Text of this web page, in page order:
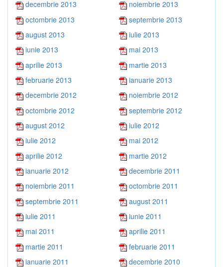
decembrie 2013
noiembrie 2013
octombrie 2013
septembrie 2013
august 2013
iulie 2013
iunie 2013
mai 2013
aprilie 2013
martie 2013
februarie 2013
ianuarie 2013
decembrie 2012
noiembrie 2012
octombrie 2012
septembrie 2012
august 2012
iulie 2012
iulie 2012
mai 2012
aprilie 2012
martie 2012
ianuarie 2012
decembrie 2011
noiembrie 2011
octombrie 2011
septembrie 2011
august 2011
iulie 2011
iunie 2011
mai 2011
aprilie 2011
martie 2011
februarie 2011
ianuarie 2011
decembrie 2010